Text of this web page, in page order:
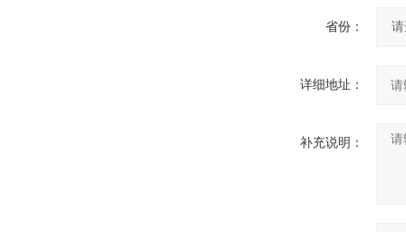
省份：
详细地址：
补充说明：